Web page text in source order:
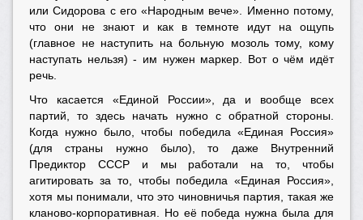
или Сидорова с его «Народным вече». Именно потому,
что они не знают и как в темноте идут на ощупь
(главное не наступить на больную мозоль тому, кому
наступать нельзя) - им нужен маркер. Вот о чём идёт
речь.
Что касается «Единой России», да и вообще всех
партий, то здесь начать нужно с обратной стороны.
Когда нужно было, чтобы победила «Единая Россия»
(для страны нужно было), то даже Внутренний
Предиктор СССР и мы работали на то, чтобы
агитировать за то, чтобы победила «Единая Россия»,
хотя мы понимали, что это чиновничья партия, такая же
кланово-корпоративная. Но её победа нужна была для